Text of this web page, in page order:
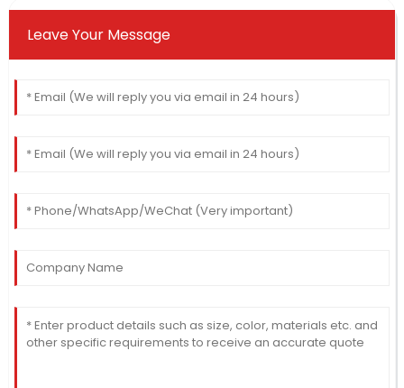
Leave Your Message